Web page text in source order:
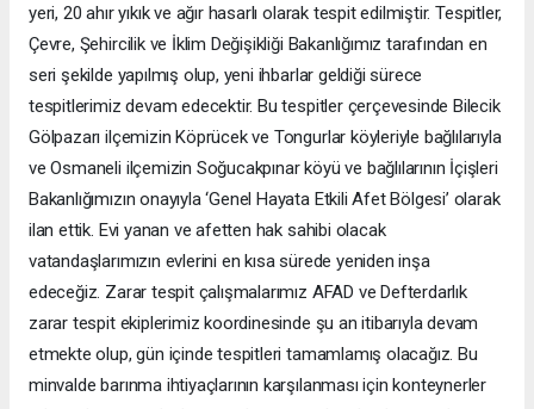
yeri, 20 ahır yıkık ve ağır hasarlı olarak tespit edilmiştir. Tespitler,
Çevre, Şehircilik ve İklim Değişikliği Bakanlığımız tarafından en
seri şekilde yapılmış olup, yeni ihbarlar geldiği sürece
tespitlerimiz devam edecektir. Bu tespitler çerçevesinde Bilecik
Gölpazarı ilçemizin Köprücek ve Tongurlar köyleriyle bağlılarıyla
ve Osmaneli ilçemizin Soğucakpınar köyü ve bağlılarının İçişleri
Bakanlığımızın onayıyla ‘Genel Hayata Etkili Afet Bölgesi’ olarak
ilan ettik. Evi yanan ve afetten hak sahibi olacak
vatandaşlarımızın evlerini en kısa sürede yeniden inşa
edeceğiz. Zarar tespit çalışmalarımız AFAD ve Defterdarlık
zarar tespit ekiplerimiz koordinesinde şu an itibarıyla devam
etmekte olup, gün içinde tespitleri tamamlamış olacağız. Bu
minvalde barınma ihtiyaçlarının karşılanması için konteynerler